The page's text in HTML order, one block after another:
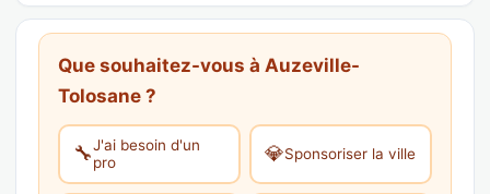
Que souhaitez-vous à Auzeville-
Tolosane ?
🔧J'ai besoin d'un
pro
💎Sponsoriser la ville